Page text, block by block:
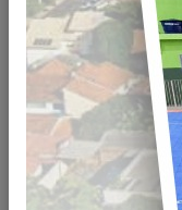
Compartilhar